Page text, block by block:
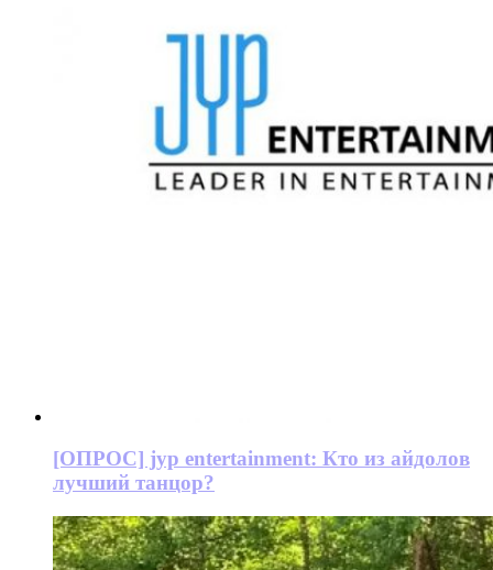
[ОПРОС] jyp entertainment: Кто из айдолов
лучший танцор?